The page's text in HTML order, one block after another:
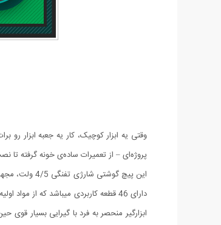
وقتی یه ابزار کوچیک، کار یه جعبه ابزار
پروژه‌ای – از تعمیرات ساده‌ی خونه گرفته تا
این پیچ
دارای 46 قطعه کاربردی میباشد که